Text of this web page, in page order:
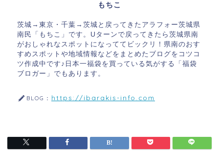
もちこ
茨城→東京・千葉→茨城と戻ってきたアラフォー茨城県
南民「もちこ」です。Uターンで戻ってきたら茨城県南
がおしゃれなスポットになっててビックリ！県南のおす
すめスポットや地域情報などをまとめたブログをコツコ
ツ作成中です♪日本一福袋を買っている気がする「福袋
ブロガー」でもあります。
BLOG： https://ibarakis-info.com